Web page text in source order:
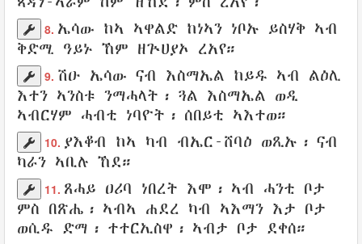
8. ኤሳው ከኣ ኣዋልድ ከነኣን ነቦኡ ይስሃቅ ኣብ
ቅድሚ ዓይኑ ኸም ዘጕሀያኦ ረአየ።
9. ሽዑ ኤሳው ናብ እስማኤል ከይዱ ኣብ ልዕሊ
እተን ኣንስቱ ንማሓላት ፡ ጓል እስማኤል ወዲ
ኣብርሃም ሓብቲ ነባዮት ፡ ሰበይቲ ኣእተወ።
10. ያእቆብ ከኣ ካብ ብኤር-ሸባዕ ወጺኡ ፡ ናብ
ካራን ኣቢሉ ኸደ።
11. ጸሓይ ዐሪባ ነበረት እሞ፡ ኣብ ሓንቲ ቦታ
ምስ በጽሔ፡ ኣብኣ ሐደረ ካብ ኣእማን እታ ቦታ
ወሲዱ ድማ፡ ተተርኢስዋ ፡ ኣብታ ቦታ ደቀሰ።